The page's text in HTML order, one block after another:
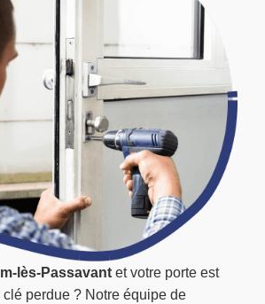
lès-Passavant et votre porte est
perdue ? Notre équipe de